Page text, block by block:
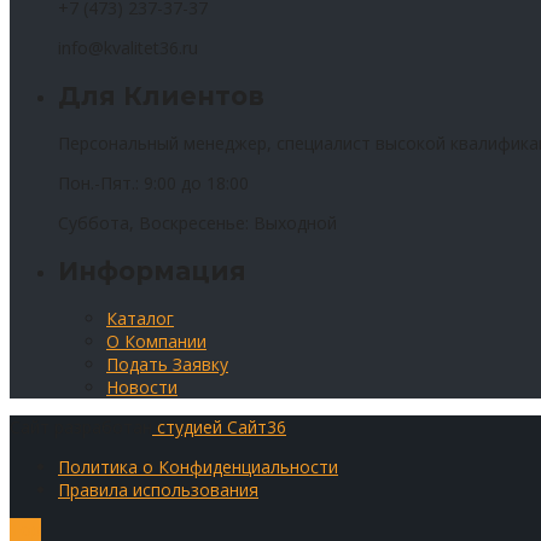
Каталог
О Компании
Подать Заявку
Новости
студией Сайт36
Политика о Конфиденциальности
Правила использования